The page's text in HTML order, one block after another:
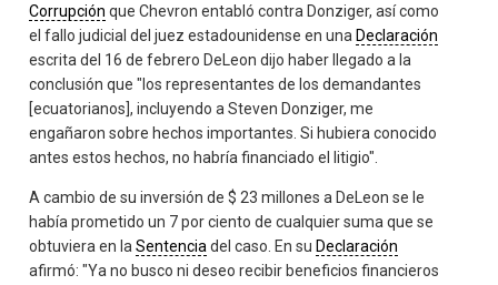
Corrupción que Chevron entabló contra Donziger, así como
el fallo judicial del juez estadounidense en una Declaración
escrita del 16 de febrero DeLeon dijo haber llegado a la
conclusión que "los representantes de los demandantes
[ecuatorianos], incluyendo a Steven Donziger, me
engañaron sobre hechos importantes. Si hubiera conocido
antes estos hechos, no habría financiado el litigio".
A cambio de su inversión de $ 23 millones a DeLeon se le
había prometido un 7 por ciento de cualquier suma que se
obtuviera en laSentencia del caso. En su Declaración
afirmó: "Ya no busco ni deseo recibir beneficios financieros